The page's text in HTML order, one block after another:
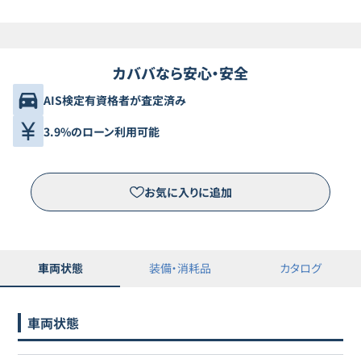
カババなら安心・安全
AIS検定有資格者が査定済み
3.9%のローン利用可能
お気に入りに追加
車両状態 装備・消耗品 カタログ
車両状態